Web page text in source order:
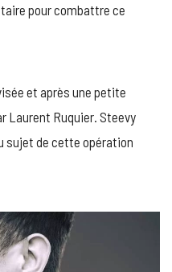
pour combattre ce
et après une petite
Laurent Ruquier. Steevy
sujet de cette opération